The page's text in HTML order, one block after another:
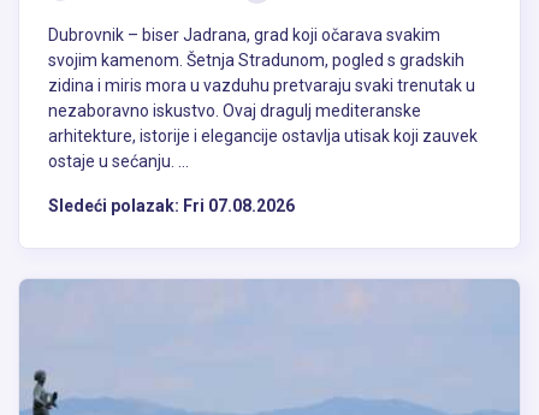
Dubrovnik – biser Jadrana, grad koji očarava svakim
svojim kamenom. Šetnja Stradunom, pogled s gradskih
zidina i miris mora u vazduhu pretvaraju svaki trenutak u
nezaboravno iskustvo. Ovaj dragulj mediteranske
arhitekture, istorije i elegancije ostavlja utisak koji zauvek
ostaje u sećanju. ...
Sledeći polazak: Fri 07.08.2026